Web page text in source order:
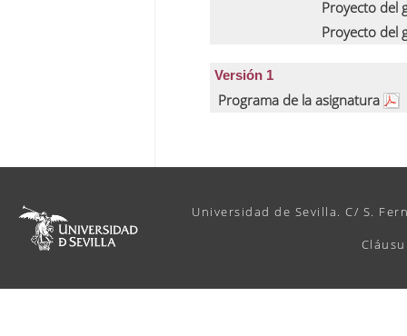
Proyecto del
Proyecto del
Versión 1
Programa de la asignatura
Universidad de Sevilla. C/ S.